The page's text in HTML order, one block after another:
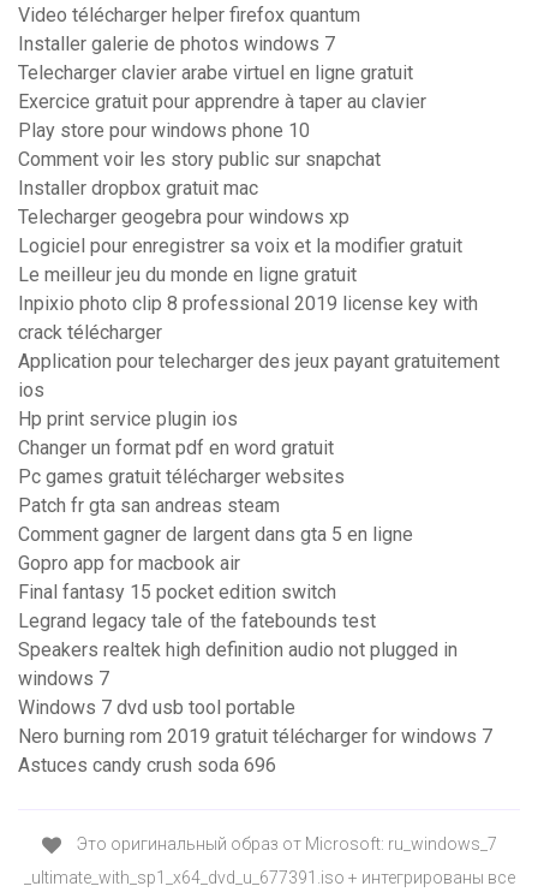
Video télécharger helper firefox quantum
Installer galerie de photos windows 7
Telecharger clavier arabe virtuel en ligne gratuit
Exercice gratuit pour apprendre à taper au clavier
Play store pour windows phone 10
Comment voir les story public sur snapchat
Installer dropbox gratuit mac
Telecharger geogebra pour windows xp
Logiciel pour enregistrer sa voix et la modifier gratuit
Le meilleur jeu du monde en ligne gratuit
Inpixio photo clip 8 professional 2019 license key with
crack télécharger
Application pour telecharger des jeux payant gratuitement
ios
Hp print service plugin ios
Changer un format pdf en word gratuit
Pc games gratuit télécharger websites
Patch fr gta san andreas steam
Comment gagner de largent dans gta 5 en ligne
Gopro app for macbook air
Final fantasy 15 pocket edition switch
Legrand legacy tale of the fatebounds test
Speakers realtek high definition audio not plugged in
windows 7
Windows 7 dvd usb tool portable
Nero burning rom 2019 gratuit télécharger for windows 7
Astuces candy crush soda 696
Это оригинальный образ от Microsoft: ru_windows_7
_ultimate_with_sp1_x64_dvd_u_677391.iso + интегрированы все